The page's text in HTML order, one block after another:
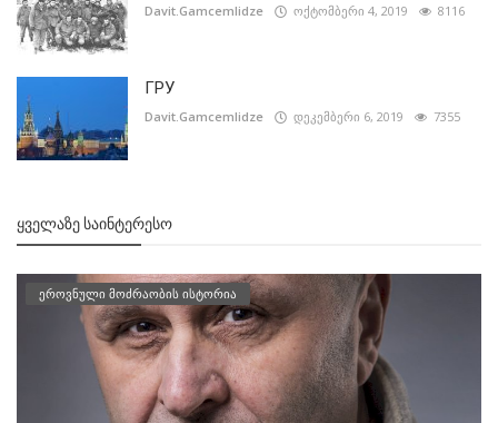
Davit.Gamcemlidze ოქტომბერი 4, 2019 8116
ГРУ
Davit.Gamcemlidze დეკემბერი 6, 2019 7355
ᲧᲕᲔᲚᲐᲖᲔ ᲡᲐᲘᲜᲢᲔᲠᲔᲡᲝ
ეროვნული მოძრაობის ისტორია